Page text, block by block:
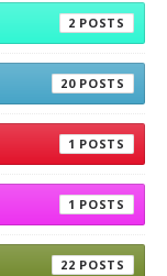
2
20
1
1
22